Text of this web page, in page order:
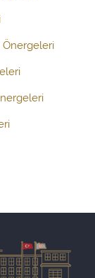
Önergeleri